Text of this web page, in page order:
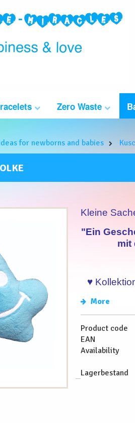
Zero Waste
for newborns and babies
Kleine
"Ein
mit
♥
More
Product code
EAN
Availability
Lagerbestand